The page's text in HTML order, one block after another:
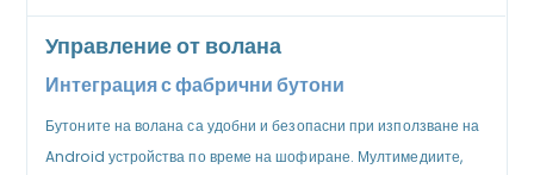
Управление от волана
Интеграция с фабрични бутони
Бутоните на волана са удобни и безопасни при използване на
Android устройства по време на шофиране. Мултимедиите,